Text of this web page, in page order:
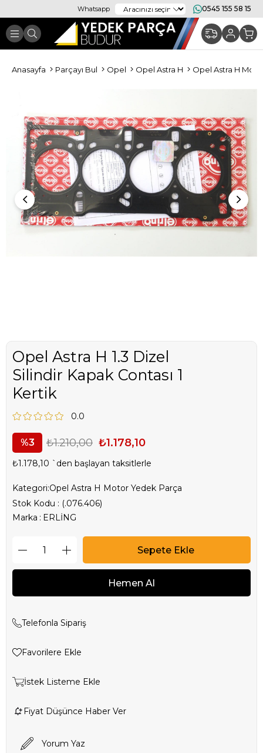
Whatsapp 0545 155 58 15
Anasayfa Parçayı Bul Opel Opel Astra H Opel Astra H
Opel Astra H 1.3 Dizel
Silindir Kapak Contası 1
Kertik
0.0
3 ₺1.210,00 ₺1.178,10
₺1.178,10 `den başlayan taksitlerle
Kategori:Opel Astra H Motor Yedek Parça
Stok Kodu
(.076.406)
Marka : ERLİNG
Telefonla Sipariş
Favorilere Ekle
İstek Listeme Ekle
Fiyat Düşünce Haber Ver
Yorum Yaz